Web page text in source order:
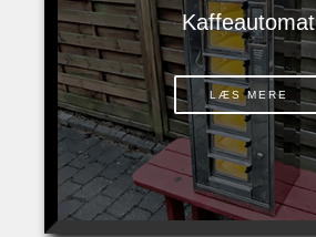
Kaffeautomat
LÆS MERE